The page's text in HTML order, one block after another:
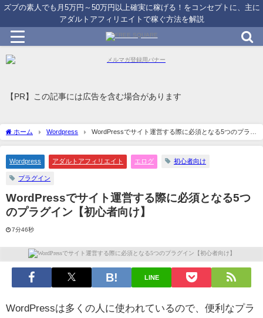
ズブの素人でも月5万円～50万円以上確実に稼げる！をコンセプトに、主に
アダルトアフィリエイトで稼ぐ方法を解説
【PR】この記事には広告を含む場合があります
ホーム Wordpress
WordPressでサイト運営する際に必須となる5つのプラグ
イン【初心者向け】
Wordpress アダルトアフィリエイト エログ 初心者向け
プラグイン
WordPressでサイト運営する際に必須となる5つ
のプラグイン【初心者向け】
7分46秒
LINE
WordPressは多くの人に使われているので、便利なプラ